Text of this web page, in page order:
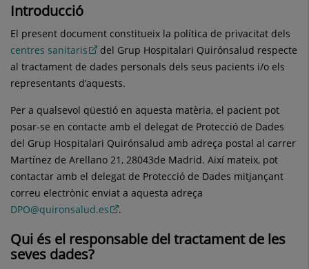
Introducció
El present document constitueix la política de privacitat dels
centres sanitaris
del Grup Hospitalari Quirónsalud respecte
al tractament de dades personals dels seus pacients i/o els
representants d’aquests.
Per a qualsevol qüestió en aquesta matèria, el pacient pot
posar-se en contacte amb el delegat de Protecció de Dades
del Grup Hospitalari Quirónsalud amb adreça postal al carrer
Martínez de Arellano 21, 28043de Madrid. Així mateix, pot
contactar amb el delegat de Protecció de Dades mitjançant
correu electrònic enviat a aquesta adreça
DPO@quironsalud.es
.
Qui és el responsable del tractament de les
seves dades?